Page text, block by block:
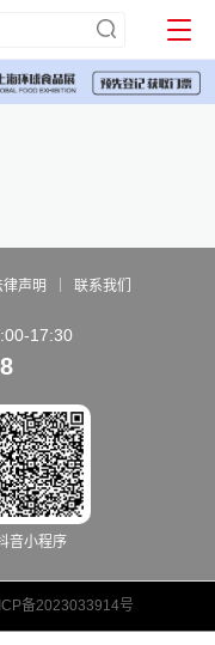
律声明 联系我们
17:30
音小程序
备2023033914号